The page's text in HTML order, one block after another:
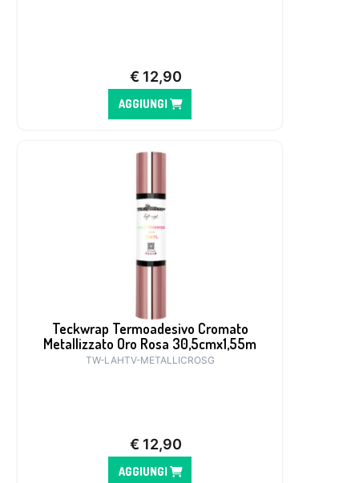
€ 12,90
AGGIUNGI
Teckwrap Termoadesivo Cromato
Metallizzato Oro Rosa 30,5cmx1,55m
TW-LAHTV-METALLICROSG
€ 12,90
AGGIUNGI